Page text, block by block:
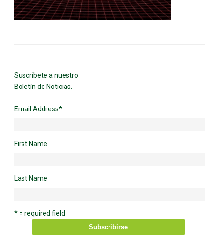
Suscríbete a nuestro
Boletín de Noticias.
Email Address*
First Name
Last Name
* = required field